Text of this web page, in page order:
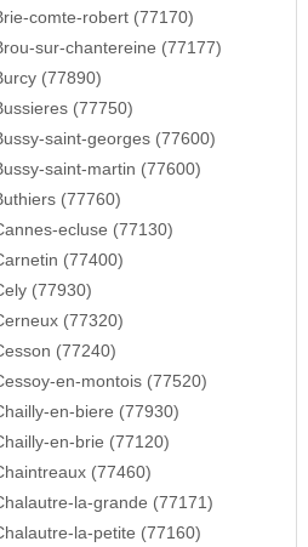
comte-robert (77170)
sur-chantereine (77177)
(77890)
(77750)
saint-georges (77600)
saint-martin (77600)
(77760)
ecluse (77130)
(77400)
(77930)
(77320)
(77240)
en-montois (77520)
en-biere (77930)
en-brie (77120)
(77460)
la-grande (77171)
la-petite (77160)